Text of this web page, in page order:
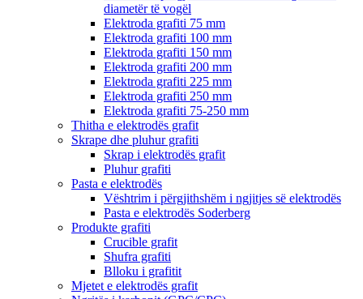
diametër të vogël
Elektroda grafiti 75 mm
Elektroda grafiti 100 mm
Elektroda grafiti 150 mm
Elektroda grafiti 200 mm
Elektroda grafiti 225 mm
Elektroda grafiti 250 mm
Elektroda grafiti 75-250 mm
Thitha e elektrodës grafit
Skrape dhe pluhur grafiti
Skrap i elektrodës grafit
Pluhur grafiti
Pasta e elektrodës
Vështrim i përgjithshëm i ngjitjes së elektrodës
Pasta e elektrodës Soderberg
Produkte grafiti
Crucible grafit
Shufra grafiti
Blloku i grafitit
Mjetet e elektrodës grafit